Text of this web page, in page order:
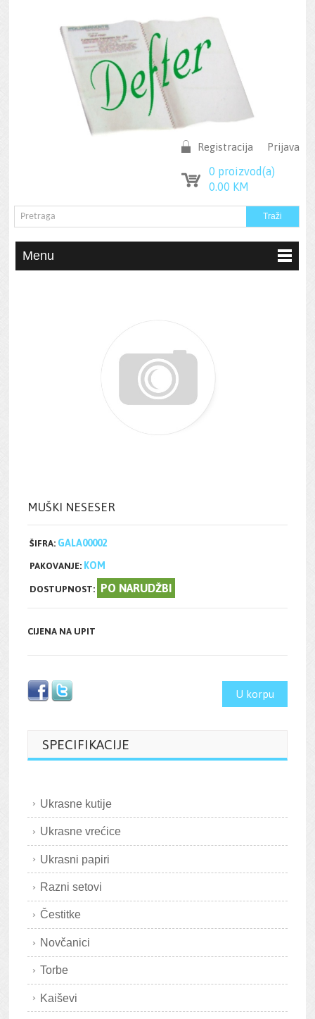
Prijava
Registracija
0 proizvod(a)
0.00 KM
Menu
MUŠKI NESESER
ŠIFRA: GALA00002
PAKOVANJE: KOM
DOSTUPNOST: PO NARUDŽBI
CIJENA NA UPIT
U korpu
SPECIFIKACIJE
Ukrasne kutije
Ukrasne vrećice
Ukrasni papiri
Razni setovi
Čestitke
Novčanici
Torbe
Kaiševi